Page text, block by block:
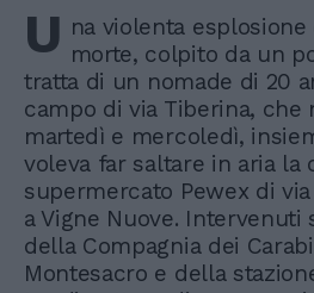
U na violenta
morte, colpito da un
tratta di un nomade di 20
campo di via Tiberina, che
martedì e mercoledì,
voleva far saltare in aria la
supermercato Pewex di
a Vigne Nuove.
della Compagnia dei
Montesacro e della